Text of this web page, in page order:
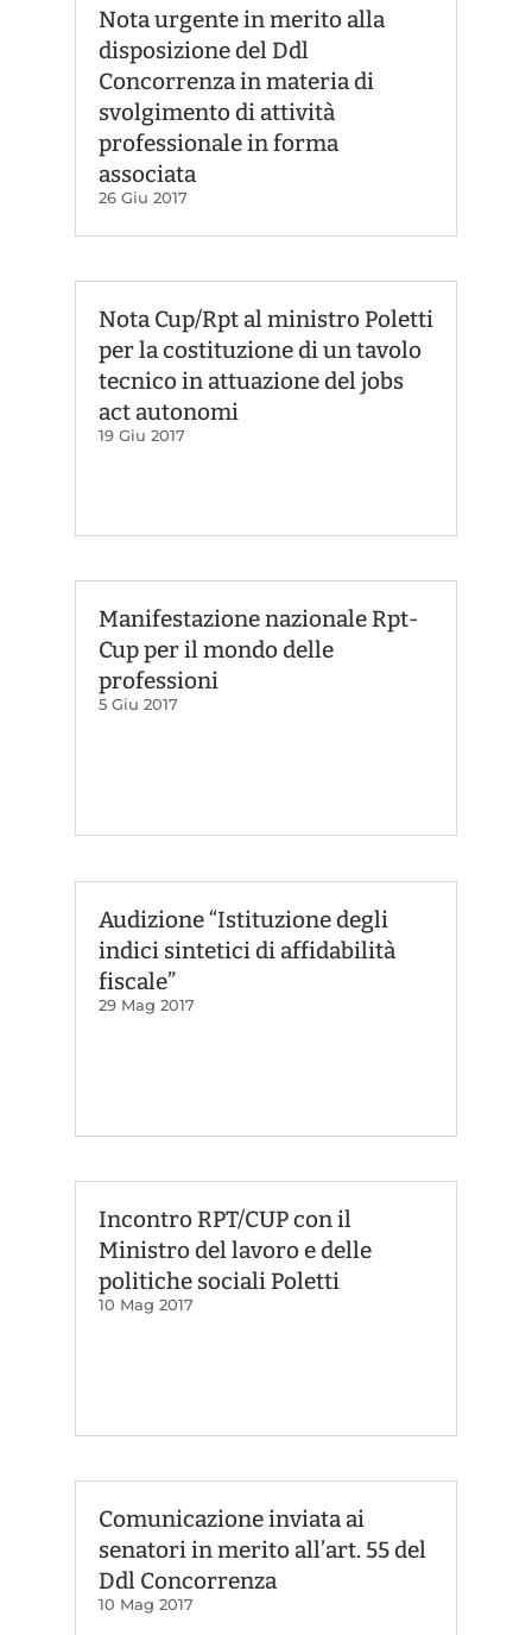
Nota urgente in merito alla
disposizione del Ddl
Concorrenza in materia di
svolgimento di attività
professionale in forma
associata
26 Giu 2017
Nota Cup/Rpt al ministro Poletti
per la costituzione di un tavolo
tecnico in attuazione del jobs
act autonomi
19 Giu 2017
Manifestazione nazionale Rpt-
Cup per il mondo delle
professioni
5 Giu 2017
Audizione “Istituzione degli
indici sintetici di affidabilità
fiscale”
29 Mag 2017
Incontro RPT/CUP con il
Ministro del lavoro e delle
politiche sociali Poletti
10 Mag 2017
Comunicazione inviata ai
senatori in merito all’art. 55 del
Ddl Concorrenza
10 Mag 2017